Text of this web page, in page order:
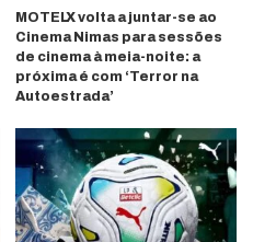
MOTELX volta a juntar-se ao
Cinema Nimas para sessões
de cinema à meia-noite: a
próxima é com ‘Terror na
Autoestrada’